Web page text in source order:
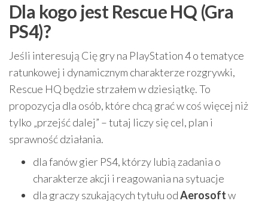
Dla kogo jest Rescue HQ (Gra
PS4)?
Jeśli interesują Cię gry na PlayStation 4 o tematyce
ratunkowej i dynamicznym charakterze rozgrywki,
Rescue HQ będzie strzałem w dziesiątkę. To
propozycja dla osób, które chcą grać w coś więcej niż
tylko „przejść dalej” – tutaj liczy się cel, plan i
sprawność działania.
dla fanów gier PS4, którzy lubią zadania o
charakterze akcji i reagowania na sytuacje
dla graczy szukających tytułu odAerosoftw